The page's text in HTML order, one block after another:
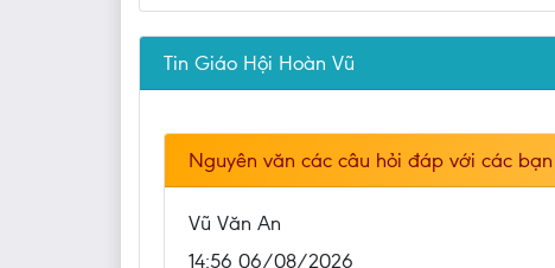
Tin Giáo Hội Hoàn Vũ
Nguyên văn các câu hỏi đáp với các
Vũ Văn An
14:56 06/08/2026